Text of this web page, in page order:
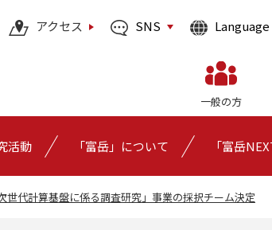
一般の方
活動 「富岳」について 「富岳
アクセス SNS Language
次世代計算基盤に係る調査研究」事業の採択チーム決定